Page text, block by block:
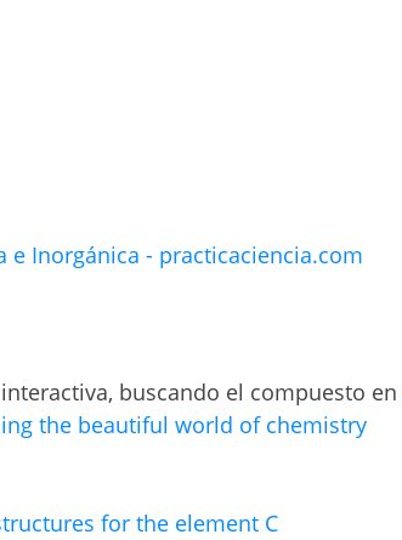
Inorgánica - practicaciencia.com
buscando el compuesto en
the beautiful world of chemistry
for the element C